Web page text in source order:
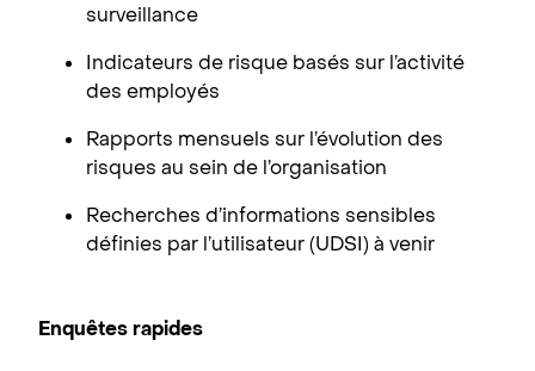
surveillance
Indicateurs de risque basés sur l’activité
des employés
Rapports mensuels sur l’évolution des
risques au sein de l’organisation
Recherches d’informations sensibles
définies par l’utilisateur (UDSI) à venir
Enquêtes rapides